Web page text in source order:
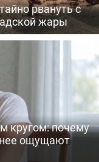
рвануть с
жары
кругом: почему
ощущают